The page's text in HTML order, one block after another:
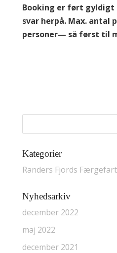
Booking er ført gyldigt
svar herpå. Max. antal
personer— så først til
Kategorier
Randers Fjords Færgefart
Nyhedsarkiv
december 2022
maj 2022
december 2021